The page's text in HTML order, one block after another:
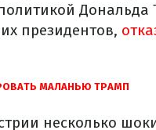
Дональда
президентов,
МАЛАНЬЮ ТРАМП
несколько